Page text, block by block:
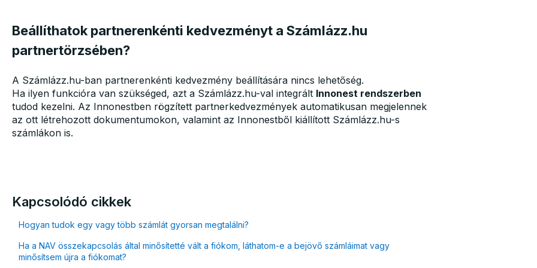
Beállíthatok partnerenkénti kedvezményt a Számlázz.hu
partnertörzsében?
A Számlázz.hu-ban partnerenkénti kedvezmény beállítására nincs lehetőség.
Ha ilyen funkcióra van szükséged, azt a Számlázz.hu-val integrált Innonest rendszerben
tudod kezelni. Az Innonestben rögzített partnerkedvezmények automatikusan megjelennek
az ott létrehozott dokumentumokon, valamint az Innonestből kiállított Számlázz.hu-s
számlákon is.
Kapcsolódó cikkek
Hogyan tudok egy vagy több számlát gyorsan megtalálni?
Ha a NAV összekapcsolás által minősítetté vált a fiókom, láthatom-e a bejövő számláimat vagy
minősítsem újra a fiókomat?